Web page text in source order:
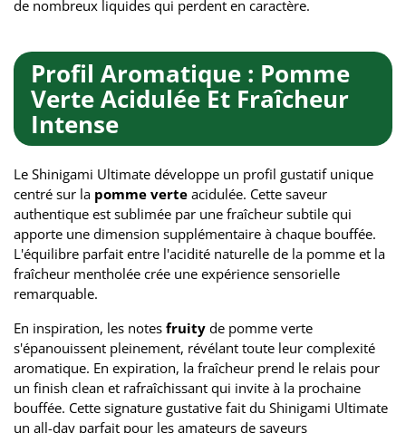
de nombreux liquides qui perdent en caractère.
Profil Aromatique : Pomme
Verte Acidulée Et Fraîcheur
Intense
Le Shinigami Ultimate développe un profil gustatif unique
centré sur la pomme verte acidulée. Cette saveur
authentique est sublimée par une fraîcheur subtile qui
apporte une dimension supplémentaire à chaque bouffée.
L'équilibre parfait entre l'acidité naturelle de la pomme et la
fraîcheur mentholée crée une expérience sensorielle
remarquable.
En inspiration, les notes fruity de pomme verte
s'épanouissent pleinement, révélant toute leur complexité
aromatique. En expiration, la fraîcheur prend le relais pour
un finish clean et rafraîchissant qui invite à la prochaine
bouffée. Cette signature gustative fait du Shinigami Ultimate
un all-day parfait pour les amateurs de saveurs